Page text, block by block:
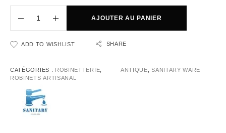
AJOUTER AU PANIER
ADD TO WISHLIST SHARE
CATÉGORIES : ROBINETTERIE
ROBINETS ARTISANAL
ANTIQUE ,SANITARY WARE